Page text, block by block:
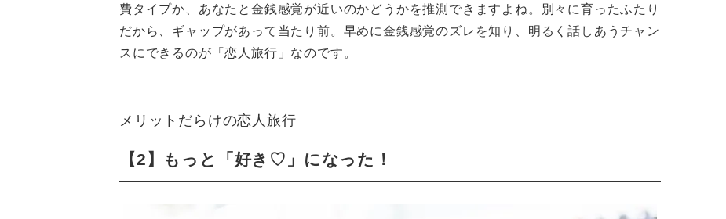
費タイプか、あなたと金銭感覚が近いのかどうかを推測できますよね。別々に育ったふたり
だから、ギャップがあって当たり前。早めに金銭感覚のズレを知り、明るく話しあうチャン
スにできるのが「恋人旅行」なのです。
メリットだらけの恋人旅行
【2】もっと「好き♡」になった！